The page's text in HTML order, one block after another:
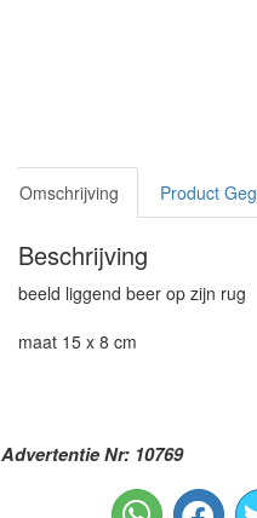
Omschrijving Product
Beschrijving
beeld liggend beer op zijn rug
maat 15 x 8 cm
Advertentie Nr: 10769